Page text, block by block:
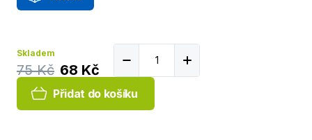
Skladem
75 Kč 68 Kč
Přidat do košíku